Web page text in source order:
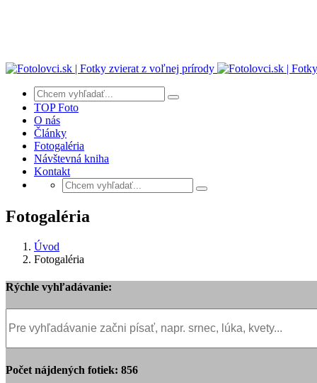
TOP Foto
O nás
Články
Fotogaléria
Návštevná kniha
Kontakt
Fotogaléria
Úvod
Fotogaléria
Rýchle vyhľadávanie:
Počet nájdených fotiek: 856